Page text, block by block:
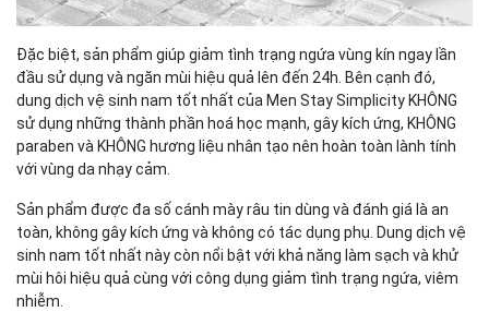
Đặc biệt, sản phẩm giúp giảm tình trạng ngứa vùng kín ngay lần
đầu sử dụng và ngăn mùi hiệu quả lên đến 24h. Bên cạnh đó,
dung dịch vệ sinh nam tốt nhất của Men Stay Simplicity KHÔNG
sử dụng những thành phần hoá học mạnh, gây kích ứng, KHÔNG
paraben và KHÔNG hương liệu nhân tạo nên hoàn toàn lành tính
với vùng da nhạy cảm.
Sản phẩm được đa số cánh mày râu tin dùng và đánh giá là an
toàn, không gây kích ứng và không có tác dụng phụ. Dung dịch vệ
sinh nam tốt nhất này còn nổi bật với khả năng làm sạch và khử
mùi hôi hiệu quả cùng với công dụng giảm tình trạng ngứa, viêm
nhiễm.